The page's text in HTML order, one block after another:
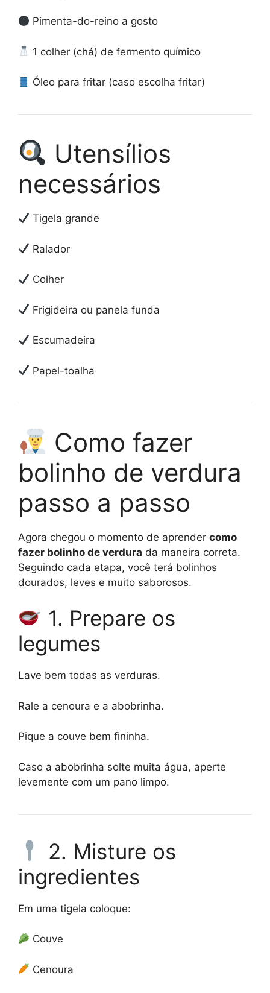
Pimenta-do-reino a gosto
1 colher (chá) de fermento químico
Óleo para fritar (caso escolha fritar)
Utensílios
necessários
Tigela grande
Ralador
Colher
Frigideira ou panela funda
Escumadeira
Papel-toalha
Como fazer
bolinho de verdura
passo a passo
Agora chegou o momento de aprender como
fazer bolinho de verdura da maneira correta.
Seguindo cada etapa, você terá bolinhos
dourados, leves e muito saborosos.
1. Prepare os
legumes
Lave bem todas as verduras.
Rale a cenoura e a abobrinha.
Pique a couve bem fininha.
Caso a abobrinha solte muita água, aperte
levemente com um pano limpo.
2. Misture os
ingredientes
Em uma tigela coloque:
Couve
Cenoura